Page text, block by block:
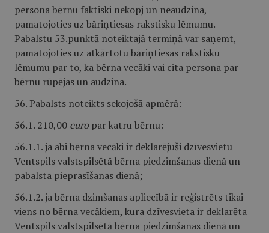
persona bērnu faktiski nekopj un neaudzina,
pamatojoties uz bāriņtiesas rakstisku lēmumu.
Pabalstu 53.punktā noteiktajā termiņā var saņemt,
pamatojoties uz atkārtotu bāriņtiesas rakstisku
lēmumu par to, ka bērna vecāki vai cita persona par
bērnu rūpējas un audzina.
56. Pabalsts noteikts sekojošā apmērā:
56.1. 210,00 europar katru bērnu:
56.1.1. ja abi bērna vecāki ir deklarējuši dzīvesvietu
Ventspils valstspilsētā bērna piedzimšanas dienā un
pabalsta pieprasīšanas dienā;
56.1.2. ja bērna dzimšanas apliecībā ir reģistrēts tikai
viens no bērna vecākiem, kura dzīvesvieta ir deklarēta
Ventspils valstspilsētā bērna piedzimšanas dienā un